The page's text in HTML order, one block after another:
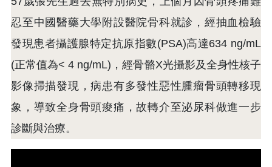
忍至中國醫藥大學附設醫院骨科就診，經抽血檢驗
發現患者攝護腺特定抗原指數(PSA)高達634 ng/mL
(正常值為< 4 ng/mL)，經骨骼X光攝影及全身性核子
影像掃描發現，病患有多發性惡性腫瘤骨頭轉移現
象，導致全身骨頭痠痛，故轉介至泌尿科做進一步
診斷與治療。